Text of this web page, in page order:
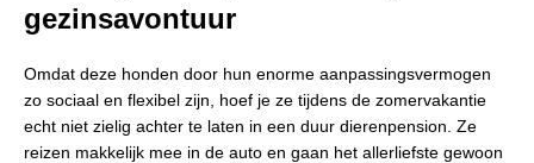
gezinsavontuur
Omdat deze honden door hun enorme aanpassingsvermogen
zo sociaal en flexibel zijn, hoef je ze tijdens de zomervakantie
echt niet zielig achter te laten in een duur dierenpension. Ze
reizen makkelijk mee in de auto en gaan het allerliefste gewoon